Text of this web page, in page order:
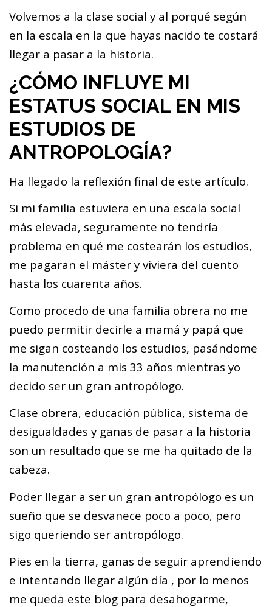
Volvemos a la clase social y al porqué según
en la escala en la que hayas nacido te costará
llegar a pasar a la historia.
¿CÓMO INFLUYE MI
ESTATUS SOCIAL EN MIS
ESTUDIOS DE
ANTROPOLOGÍA?
Ha llegado la reflexión final de este artículo.
Si mi familia estuviera en una escala social
más elevada, seguramente no tendría
problema en qué me costearán los estudios,
me pagaran el máster y viviera del cuento
hasta los cuarenta años.
Como procedo de una familia obrera no me
puedo permitir decirle a mamá y papá que
me sigan costeando los estudios, pasándome
la manutención a mis 33 años mientras yo
decido ser un gran antropólogo.
Clase obrera, educación pública, sistema de
desigualdades y ganas de pasar a la historia
son un resultado que se me ha quitado de la
cabeza.
Poder llegar a ser un gran antropólogo es un
sueño que se desvanece poco a poco, pero
sigo queriendo ser antropólogo.
Pies en la tierra, ganas de seguir aprendiendo
e intentando llegar algún día , por lo menos
me queda este blog para desahogarme,